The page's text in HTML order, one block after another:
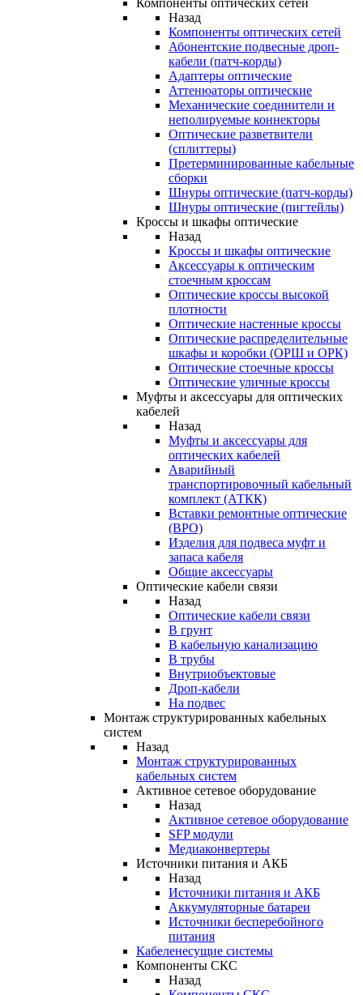
Компоненты оптических сетей
Назад
Компоненты оптических сетей
Абонентские подвесные дроп-
кабели (патч-корды)
Адаптеры оптические
Аттенюаторы оптические
Механические соединители и
неполируемые коннекторы
Оптические разветвители
(сплиттеры)
Претерминированные кабельные
сборки
Шнуры оптические (патч-корды)
Шнуры оптические (пигтейлы)
Кроссы и шкафы оптические
Назад
Кроссы и шкафы оптические
Аксессуары к оптическим
стоечным кроссам
Оптические кроссы высокой
плотности
Оптические настенные кроссы
Оптические распределительные
шкафы и коробки (ОРШ и ОРК)
Оптические стоечные кроссы
Оптические уличные кроссы
Муфты и аксессуары для оптических
кабелей
Назад
Муфты и аксессуары для
оптических кабелей
Аварийный
транспортировочный кабельный
комплект (АТКК)
Вставки ремонтные оптические
(ВРО)
Изделия для подвеса муфт и
запаса кабеля
Общие аксессуары
Оптические кабели связи
Назад
Оптические кабели связи
В грунт
В кабельную канализацию
В трубы
Внутриобъектовые
Дроп-кабели
На подвес
Монтаж структурированных кабельных
систем
Назад
Монтаж структурированных
кабельных систем
Активное сетевое оборудование
Назад
Активное сетевое оборудование
SFP модули
Медиаконвертеры
Источники питания и АКБ
Назад
Источники питания и АКБ
Аккумуляторные батареи
Источники бесперебойного
питания
Кабеленесущие системы
Компоненты СКС
Назад